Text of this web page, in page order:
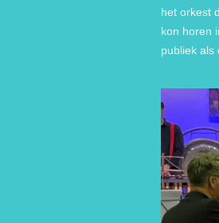
het orkest
kon horen
publiek als